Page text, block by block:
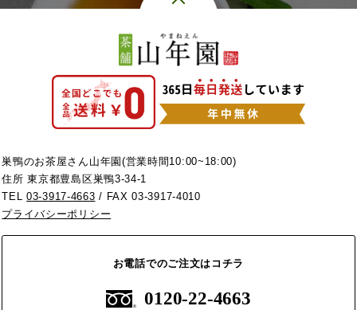
巣鴨のお茶屋さん山年園(営業時間10:00~18:00)
住所 東京都豊島区巣鴨3-34-1
TEL03-3917-4663 / FAX 03-3917-4010
プライバシーポリシー
お電話でのご注文はコチラ
0120-22-4663